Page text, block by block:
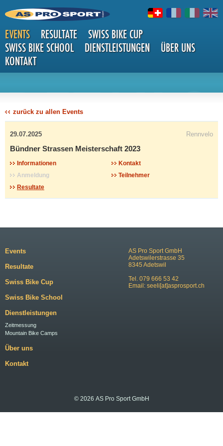
EVENTS RESULTATE
SWISS BIKE CUP
SWISS BIKE SCHOOL
DIENSTLEISTUNGEN
ÜBER UNS
KONTAKT
DETAILS
zurück zu allen Events
29.07.2025 Rennvelo
Bündner Strassen Meisterschaft 2023
Informationen
Kontakt
Anmeldung
Teilnehmer
Resultate
AS Pro Sport GmbH
Adetswilerstrasse 35
8345 Adetswil
Tel. 079 666 53 42
Email: seeli[at]asprosport.ch
Events
Resultate
Swiss Bike Cup
Swiss Bike School
Dienstleistungen
Zeitmessung
Mountain Bike Camps
Über uns
Kontakt
© 2026 AS Pro Sport GmbH